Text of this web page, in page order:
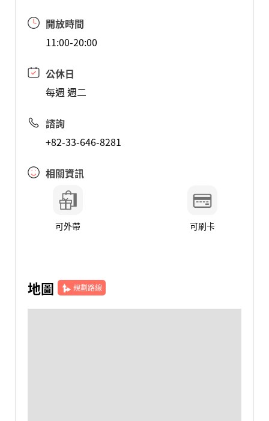
開放時間
11:00-20:00
公休日
每週 週二
諮詢
+82-33-646-8281
相關資訊
可外帶 可刷卡
地圖 規劃路線